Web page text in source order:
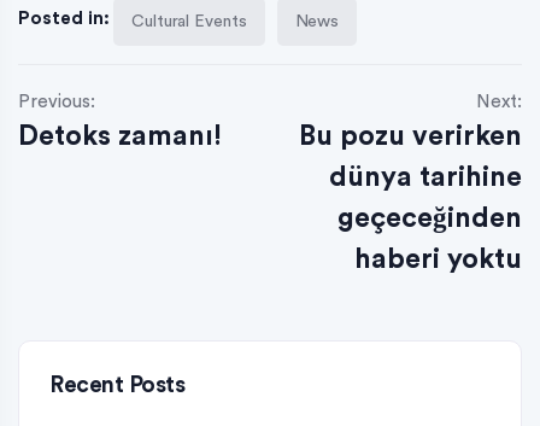
Posted in: Cultural Events News
Previous:
Detoks zamanı!
Next:
Bu pozu verirken
dünya tarihine
geçeceğinden
haberi yoktu
Recent Posts